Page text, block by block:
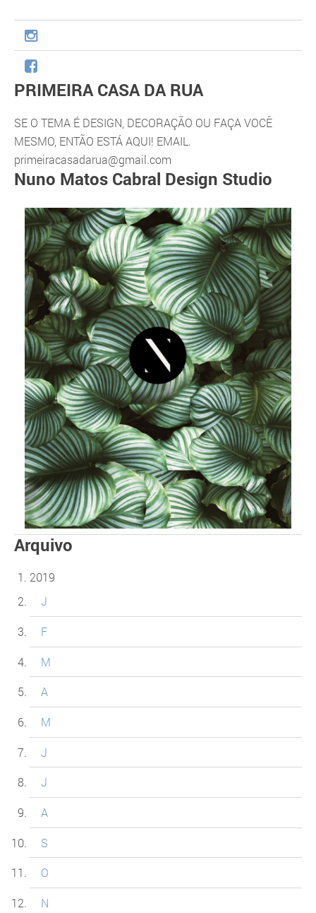
PRIMEIRA CASA DA RUA
SE O TEMA É DESIGN, DECORAÇÃO OU FAÇA VOCÊ
MESMO, ENTÃO ESTÁ AQUI! EMAIL.
primeiracasadarua@gmail.com
Nuno Matos Cabral Design Studio
Arquivo
2019
J
F
M
A
M
J
J
A
S
O
N